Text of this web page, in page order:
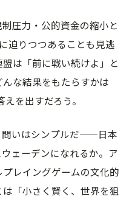
圧力・公的資金の縮小と
迫りつつあることも見逃
は「前に戦い続けよ」と
な結果をもたらすかは
を出すだろう。
問いはシンプルだ——日本
ェーデンになれるか。ア
レイングゲームの文化的
「小さく賢く、世界を狙